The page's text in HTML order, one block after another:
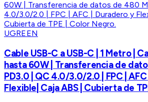
UGREEN
Cable USB-C a USB-C | 1 Metro |
hasta 60W | Transferencia de
PD3.0 | QC 4.0/3.0/2.0 | FPC |
Flexible| Caja ABS | Cubierta de